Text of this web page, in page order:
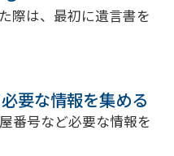
際は、最初に遺言書を
要な情報を集める
番号など必要な情報を